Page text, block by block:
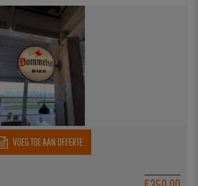
VOEG TOE AAN OFFERTE